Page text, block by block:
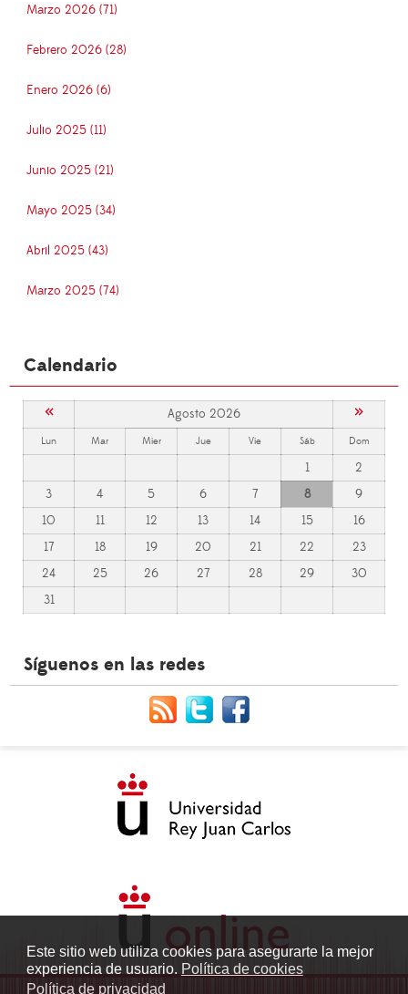
Este sitio web utiliza cookies para asegurarte la mejor
experiencia de usuario. Política de cookies
Política de privacidad
Marzo 2026 (71)
Febrero 2026 (28)
Enero 2026 (6)
Julio 2025 (11)
Junio 2025 (21)
Mayo 2025 (34)
Abril 2025 (43)
Marzo 2025 (74)
Calendario
« Agosto 2026 »
Lun Mar Mier Jue Vie Sáb Dom
1
2
3
4 5 6 7 8
9
10
11 12 13 14 15
16
17
18 19 20 21 22
23
24
25 26 27 28 29
30
31
Síguenos en las redes